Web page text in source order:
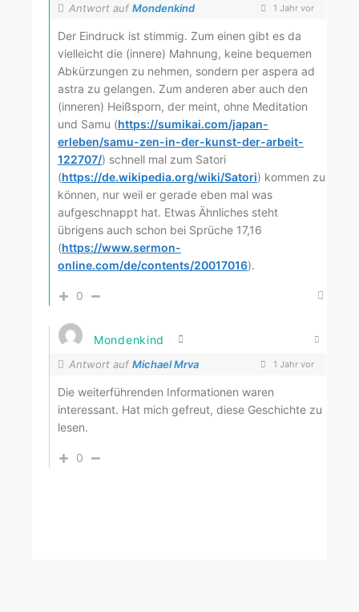
Antwort aufMondenkind 1 Jahr vor
Der Eindruck ist stimmig. Zum einen gibt es da
vielleicht die (innere) Mahnung, keine bequemen
Abkürzungen zu nehmen, sondern per aspera ad
astra zu gelangen. Zum anderen aber auch den
(inneren) Heißsporn, der meint, ohne Meditation
und Samu (https://sumikai.com/japan-
erleben/samu-zen-in-der-kunst-der-arbeit-
122707/) schnell mal zum Satori
(https://de.wikipedia.org/wiki/Satori) kommen zu
können, nur weil er gerade eben mal was
aufgeschnappt hat. Etwas Ähnliches steht
übrigens auch schon bei Sprüche 17,16
(https://www.sermon-
online.com/de/contents/20017016).
0
Mondenkind
Antwort aufMichael Mrva 1 Jahr vor
Die weiterführenden Informationen waren
interessant. Hat mich gefreut, diese Geschichte zu
lesen.
0